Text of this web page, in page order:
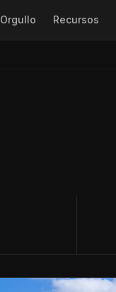
Orgullo Recursos